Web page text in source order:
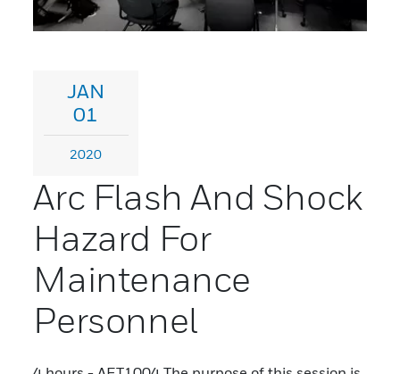
JAN
01
2020
Arc Flash And Shock
Hazard For
Maintenance
Personnel